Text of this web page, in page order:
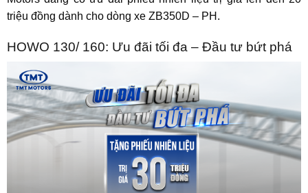
triệu đồng dành cho dòng xe ZB350D – PH.
HOWO 130/ 160: Ưu đãi tối đa – Đầu tư bứt phá